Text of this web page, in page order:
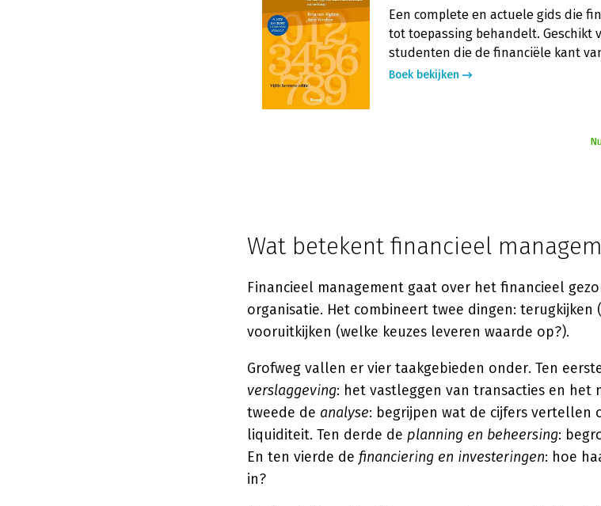
Een complete en actuele gids die
tot toepassing behandelt. Geschikt
studenten die de financiële kant
Boek bekijken
Wat betekent financieel
Financieel management gaat over het financieel
organisatie. Het combineert twee dingen: terugkijken
vooruitkijken (welke keuzes leveren waarde op?).
Grofweg vallen er vier taakgebieden onder. Ten
verslaggeving: het vastleggen van transacties en het
tweede de analyse: begrijpen wat de cijfers vertellen
liquiditeit. Ten derde de planning en beheersing:
En ten vierde de financiering en investeringen: hoe
in?